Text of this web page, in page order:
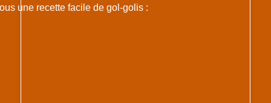
une recette facile de gol-golis :